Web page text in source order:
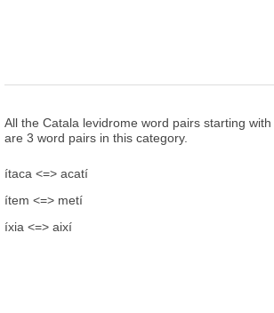
All the Catala levidrome word pairs starting
are 3 word pairs in this category.
ítaca <=> acatí
ítem <=> metí
íxia <=> així